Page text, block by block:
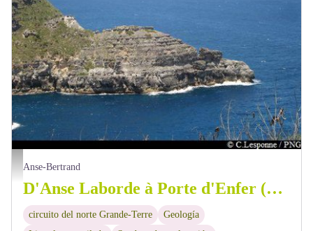
"La Tortue" - PNG
Anse-Bertrand
D'Anse Laborde à Porte d'Enfer (2a etapa)
circuito del norte Grande-Terre
Geología